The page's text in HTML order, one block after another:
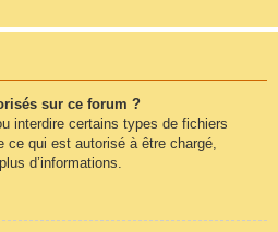
sur ce forum ?
interdire certains types de fichiers
ce qui est autorisé à être chargé,
d’informations.